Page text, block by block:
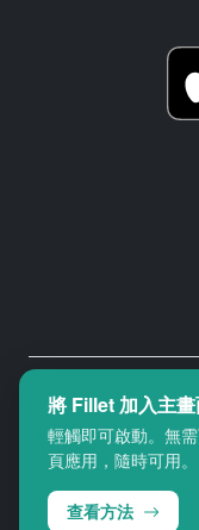
Copyright © 2026
Location Services Ltd.
reserved.
將 Fillet 加入主
輕觸即可啟動。無
頁應用，隨時可用。
查看方法